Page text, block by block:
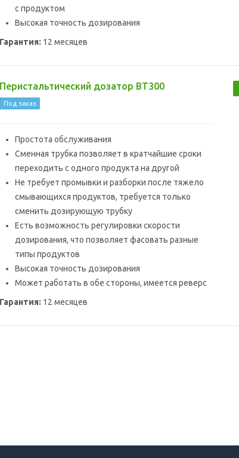
с продуктом
Высокая точность дозирования
Гарантия: 12 месяцев
Перистальтический дозатор ВТ300
Под заказ
Простота обслуживания
Сменная трубка позволяет в кратчайшие сроки
переходить с одного продукта на другой
Не требует промывки и разборки после тяжело
смывающихся продуктов, требуется только
сменить дозирующую трубку
Есть возможность регулировки скорости
дозирования, что позволяет фасовать разные
типы продуктов
Высокая точность дозирования
Может работать в обе стороны, имеется реверс
Гарантия: 12 месяцев